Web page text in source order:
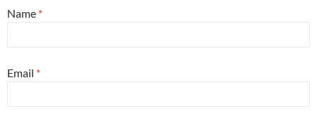
Name *
Email *